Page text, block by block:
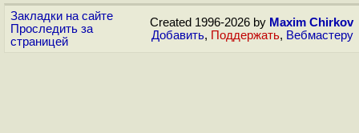
Закладки на сайте
Проследить за
страницей
Created 1996-2026 by Maxim Chirkov
Добавить, Поддержать, Вебмастеру